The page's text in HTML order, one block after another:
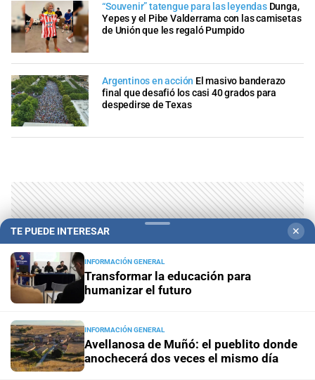
“Souvenir” tatengue para las leyendas Dunga,
Yepes y el Pibe Valderrama con las camisetas
de Unión que les regaló Pumpido
Argentinos en acción El masivo banderazo
final que desafió los casi 40 grados para
despedirse de Texas
LO ÚLTIMO
TE PUEDE INTERESAR ✕
INFORMACIÓN GENERAL
Transformar la educación para
humanizar el futuro
INFORMACIÓN GENERAL
Avellanosa de Muñó: el pueblito donde
anochecerá dos veces el mismo día